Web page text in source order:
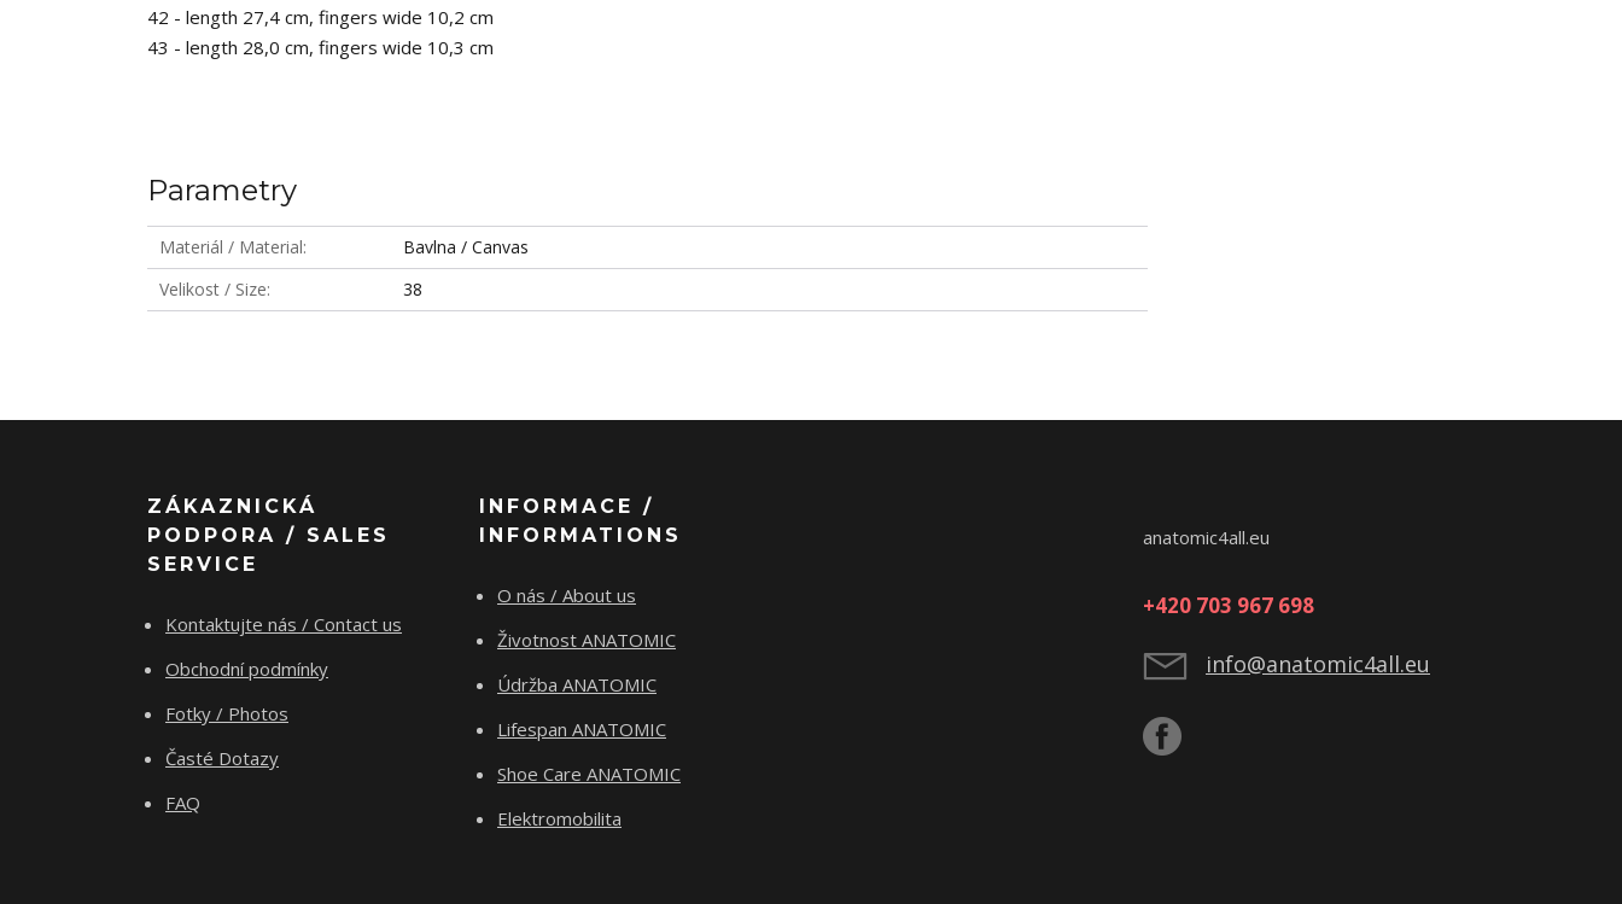
42 - length 27,4 cm, fingers wide 10,2 cm
43 - length 28,0 cm, fingers wide 10,3 cm
Parametry
Materiál / Material
Bavlna / Canvas
Velikost / Size
38
ZÁKAZNICKÁ
PODPORA / SALES
SERVICE
Kontaktujte nás / Contact us
Obchodní podmínky
Fotky / Photos
Časté Dotazy
FAQ
INFORMACE /
INFORMATIONS
O nás / About us
Životnost ANATOMIC
Údržba ANATOMIC
Lifespan ANATOMIC
Shoe Care ANATOMIC
Elektromobilita
anatomic4all.eu
+420 703 967 698
info@anatomic4all.eu